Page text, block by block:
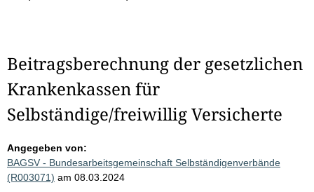
Beitragsberechnung der gesetzlichen
Krankenkassen für
Selbständige/freiwillig Versicherte
Angegeben von:
BAGSV - Bundesarbeitsgemeinschaft Selbständigenverbände
(R003071) am 08.03.2024